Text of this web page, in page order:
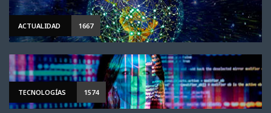
ACTUALIDAD 1667
TECNOLOGÍAS 1574